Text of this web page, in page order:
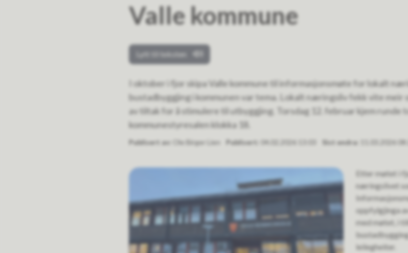
Valle kommune
Lytt til teksten
I oktober i fjor skipa Valle kommune til informasjonsmøte for lokalt
bustadbyggjing i kommunen var tema. Lokalt næringsliv fekk vite meir
av tiltak for å stimulere til utbyggjing. Torsdag 12. februar kjem runde
kommunestyresalen klokka 18.
Publisert av Ole Birger Lien Publisert 04.02.2026 13:03 Sist endra 11.03.2026
Etter møtet i
næringslivet
oppfylgjinga
med møtet, i
leilegheiter.